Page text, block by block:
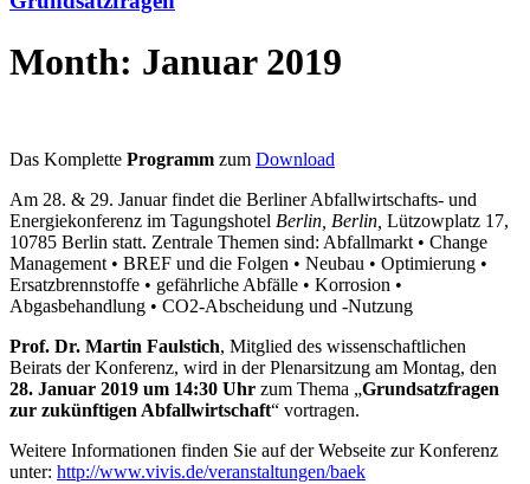
Month: Januar 2019
Das Komplette Programm zum Download
Am 28. & 29. Januar findet die Berliner Abfallwirtschafts- und
Energiekonferenz im Tagungshotel Berlin, Berlin, Lützowplatz 17,
10785 Berlin statt. Zentrale Themen sind: Abfallmarkt • Change
Management • BREF und die Folgen • Neubau • Optimierung •
Ersatzbrennstoffe • gefährliche Abfälle • Korrosion •
Abgasbehandlung • CO2-Abscheidung und -Nutzung
Prof. Dr. Martin Faulstich, Mitglied des wissenschaftlichen
Beirats der Konferenz, wird in der Plenarsitzung am Montag, den
28. Januar 2019 um 14:30 Uhr zum Thema „Grundsatzfragen
zur zukünftigen Abfallwirtschaft“ vortragen.
Weitere Informationen finden Sie auf der Webseite zur Konferenz
unter: http://www.vivis.de/veranstaltungen/baek